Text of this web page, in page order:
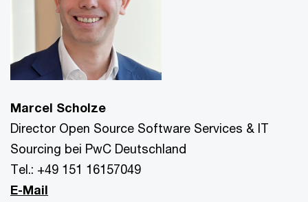
Marcel Scholze
Director Open Source Software Services & IT
Sourcing bei PwC Deutschland
Tel.: +49 151 16157049
E-Mail